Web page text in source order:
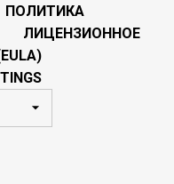
ПОЛИТИКА
ЛИЦЕНЗИОННОЕ